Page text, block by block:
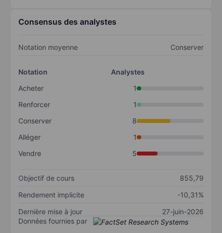
Consensus des analystes
Notation moyenne Conserver
Notation
Analystes
Acheter
1
Renforcer
1
Conserver
8
Alléger
1
Vendre
5
Objectif de cours
855,79
Rendement implicite
-10,31%
Dernière mise à jour
27-juin-2026
Données fournies par